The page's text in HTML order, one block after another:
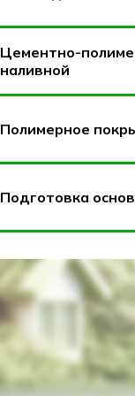
Цементно-
наливной
Полимерное
Подготовка